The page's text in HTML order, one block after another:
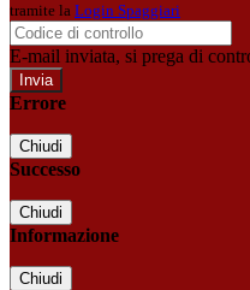
tramite la Login Spaggiari
E-mail inviata, si prega di
Errore
Chiudi
Successo
Chiudi
Informazione
Chiudi